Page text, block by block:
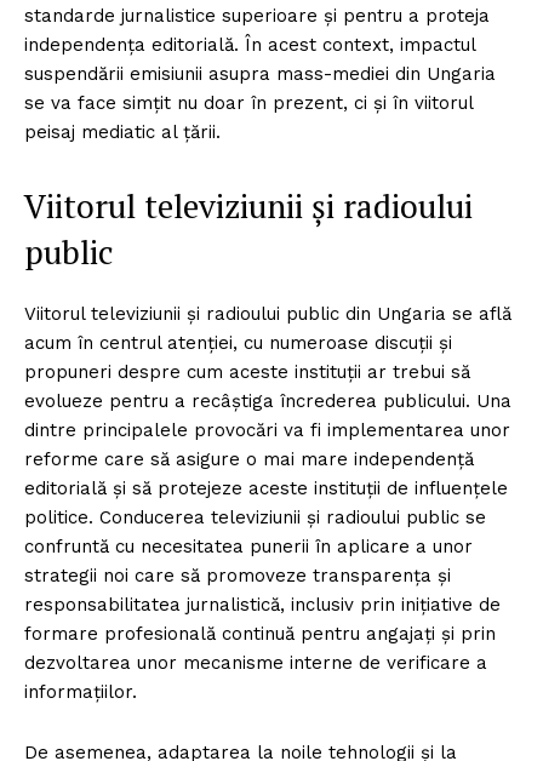
standarde jurnalistice superioare și pentru a proteja
independența editorială. În acest context, impactul
suspendării emisiunii asupra mass-mediei din Ungaria
se va face simțit nu doar în prezent, ci și în viitorul
peisaj mediatic al țării.
Viitorul televiziunii și radioului
public
Viitorul televiziunii și radioului public din Ungaria se află
acum în centrul atenției, cu numeroase discuții și
propuneri despre cum aceste instituții ar trebui să
evolueze pentru a recâștiga încrederea publicului. Una
dintre principalele provocări va fi implementarea unor
reforme care să asigure o mai mare independență
editorială și să protejeze aceste instituții de influențele
politice. Conducerea televiziunii și radioului public se
confruntă cu necesitatea punerii în aplicare a unor
strategii noi care să promoveze transparența și
responsabilitatea jurnalistică, inclusiv prin inițiative de
formare profesională continuă pentru angajați și prin
dezvoltarea unor mecanisme interne de verificare a
informațiilor.
De asemenea, adaptarea la noile tehnologii și la